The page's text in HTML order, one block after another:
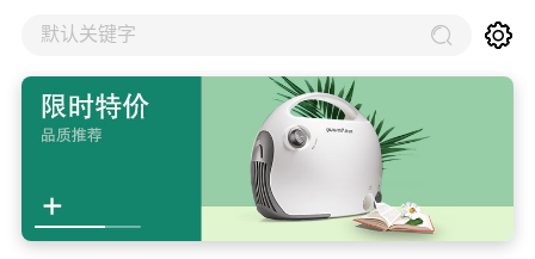
默认关键字